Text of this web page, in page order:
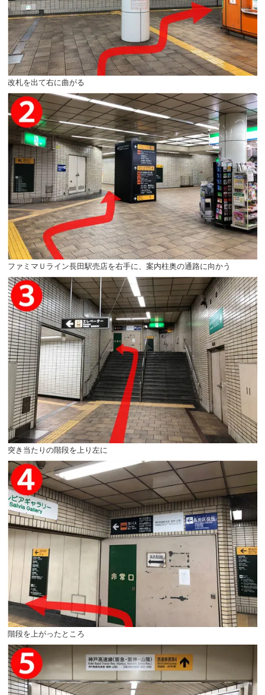
改札を出て右に曲がる
ファミマＵライン長田駅売店を右手に、案内柱奥の通路に向かう
突き当たりの階段を上り左に
階段を上がったところ